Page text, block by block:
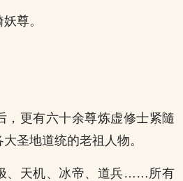
尊。
，更有六十余尊炼虚修士紧隨
圣地道统的老祖人物。
、天机、冰帝、道兵……所有